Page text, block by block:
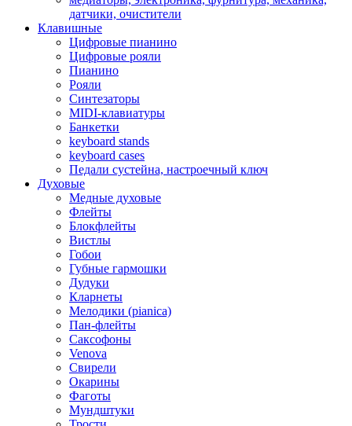
датчики, очистители
Клавишные
Цифровые пианино
Цифровые рояли
Пианино
Рояли
Синтезаторы
MIDI-клавиатуры
Банкетки
keyboard stands
keyboard cases
Педали сустейна, настроечный ключ
Духовые
Медные духовые
Флейты
Блокфлейты
Вистлы
Гобои
Губные гармошки
Дудуки
Кларнеты
Мелодики (pianica)
Пан-флейты
Саксофоны
Venova
Свирели
Окарины
Фаготы
Мундштуки